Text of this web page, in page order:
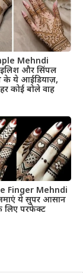
Mehndi
और सिंपल
के ये आईडियाज़,
कोई बोले वाह
Finger Mehndi
ये सुपर आसान
लिए परफेक्ट